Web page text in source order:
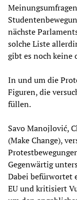
nächste
solche Liste
gibt es noch
In und um die
Figuren, die
füllen.
Savo Manojlović,
(Make Change),
Gegenwärtig
Dabei befürwortet
EU und kritisiert